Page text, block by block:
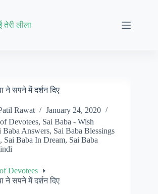
तेरी लीला
ने सपने में दर्शन दिए
Rawat
January 24, 2020
Devotees, Sai Baba - Wish
Baba Answers, Sai Baba Blessings
, Sai Baba In Dream, Sai Baba
Devotees
ने सपने में दर्शन दिए